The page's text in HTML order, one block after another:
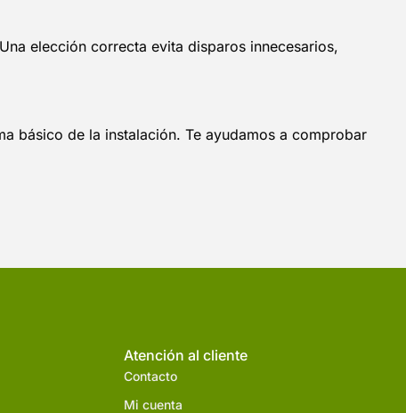
elección correcta evita disparos innecesarios,
básico de la instalación. Te ayudamos a comprobar
Atención al cliente
Contacto
Mi cuenta